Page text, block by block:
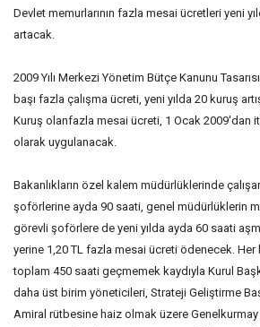
Devlet memurlarının fazla mesai ücretleri yeni
artacak.
2009 Yılı Merkezi Yönetim Bütçe Kanunu
başı fazla çalışma ücreti, yeni yılda 20 kuruş
Kuruş olanfazla mesai ücreti, 1 Ocak 2009'dan
olarak uygulanacak.
Bakanlıkların özel kalem müdürlüklerinde
şoförlerine ayda 90 saati, genel müdürlüklerin
görevli şoförlere de yeni yılda ayda 60 saati
yerine 1,20 TL fazla mesai ücreti ödenecek. Her
toplam 450 saati geçmemek kaydıyla Kurul
daha üst birim yöneticileri, Strateji Geliştirme
Amiral rütbesine haiz olmak üzere Genelkurmay